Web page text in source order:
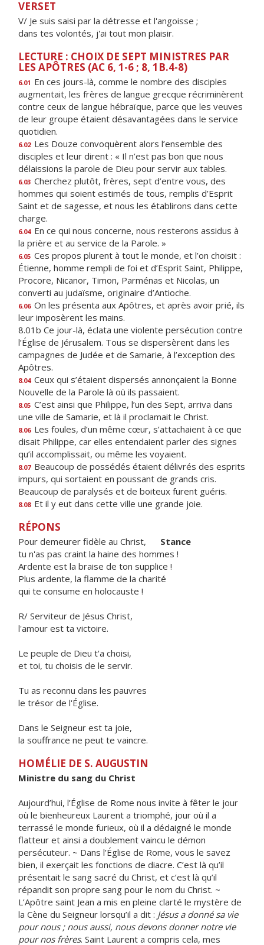
VERSET
V/ Je suis saisi par la détresse et l'angoisse ;
dans tes volontés, j'ai tout mon plaisir.
LECTURE : CHOIX DE SEPT MINISTRES PAR
LES APÔTRES (AC 6, 1-6 ; 8, 1B.4-8)
6.01 En ces jours-là, comme le nombre des disciples
augmentait, les frères de langue grecque récriminèrent
contre ceux de langue hébraïque, parce que les veuves
de leur groupe étaient désavantagées dans le service
quotidien.
6.02 Les Douze convoquèrent alors l’ensemble des
disciples et leur dirent : « Il n’est pas bon que nous
délaissions la parole de Dieu pour servir aux tables.
6.03 Cherchez plutôt, frères, sept d’entre vous, des
hommes qui soient estimés de tous, remplis d’Esprit
Saint et de sagesse, et nous les établirons dans cette
charge.
6.04 En ce qui nous concerne, nous resterons assidus à
la prière et au service de la Parole. »
6.05 Ces propos plurent à tout le monde, et l’on choisit :
Étienne, homme rempli de foi et d’Esprit Saint, Philippe,
Procore, Nicanor, Timon, Parménas et Nicolas, un
converti au judaïsme, originaire d’Antioche.
6.06 On les présenta aux Apôtres, et après avoir prié, ils
leur imposèrent les mains.
8.01b Ce jour-là, éclata une violente persécution contre
l’Église de Jérusalem. Tous se dispersèrent dans les
campagnes de Judée et de Samarie, à l’exception des
Apôtres.
8.04 Ceux qui s’étaient dispersés annonçaient la Bonne
Nouvelle de la Parole là où ils passaient.
8.05 C’est ainsi que Philippe, l’un des Sept, arriva dans
une ville de Samarie, et là il proclamait le Christ.
8.06 Les foules, d’un même cœur, s’attachaient à ce que
disait Philippe, car elles entendaient parler des signes
qu’il accomplissait, ou même les voyaient.
8.07 Beaucoup de possédés étaient délivrés des esprits
impurs, qui sortaient en poussant de grands cris.
Beaucoup de paralysés et de boiteux furent guéris.
8.08 Et il y eut dans cette ville une grande joie.
RÉPONS
Pour demeurer fidèle au Christ, Stance
tu n'as pas craint la haine des hommes !
Ardente est la braise de ton supplice !
Plus ardente, la flamme de la charité
qui te consume en holocauste !
R/ Serviteur de Jésus Christ,
l'amour est ta victoire.
Le peuple de Dieu t'a choisi,
et toi, tu choisis de le servir.
Tu as reconnu dans les pauvres
le trésor de l'Église.
Dans le Seigneur est ta joie,
la souffrance ne peut te vaincre.
HOMÉLIE DE S. AUGUSTIN
Ministre du sang du Christ
Aujourd’hui, l’Église de Rome nous invite à fêter le jour
où le bienheureux Laurent a triomphé, jour où il a
terrassé le monde furieux, où il a dédaigné le monde
flatteur et ainsi a doublement vaincu le démon
persécuteur. ~ Dans l’Église de Rome, vous le savez
bien, il exerçait les fonctions de diacre. C’est là qu’il
présentait le sang sacré du Christ, et c’est là qu’il
répandit son propre sang pour le nom du Christ. ~
L’Apôtre saint Jean a mis en pleine clarté le mystère de
la Cène du Seigneur lorsqu’il a dit : Jésus a donné sa vie
pour nous ; nous aussi, nous devons donner notre vie
pour nos frères. Saint Laurent a compris cela, mes